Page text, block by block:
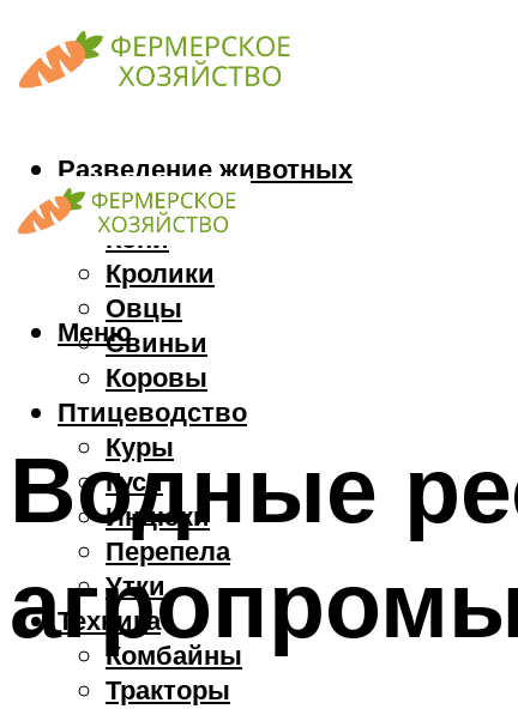
Разведение животных
Козы
Кони
Кролики
Овцы
Свиньи
Коровы
Птицеводство
Куры
Гуси
Индюки
Перепела
Утки
Техника
Комбайны
Тракторы
Меню
Водные